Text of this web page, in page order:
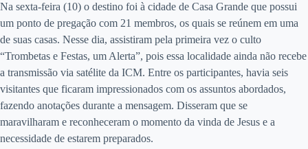
Na sexta-feira (10) o destino foi à cidade de Casa Grande que possui
um ponto de pregação com 21 membros, os quais se reúnem em uma
de suas casas. Nesse dia, assistiram pela primeira vez o culto
“Trombetas e Festas, um Alerta”, pois essa localidade ainda não recebe
a transmissão via satélite da ICM. Entre os participantes, havia seis
visitantes que ficaram impressionados com os assuntos abordados,
fazendo anotações durante a mensagem. Disseram que se
maravilharam e reconheceram o momento da vinda de Jesus e a
necessidade de estarem preparados.